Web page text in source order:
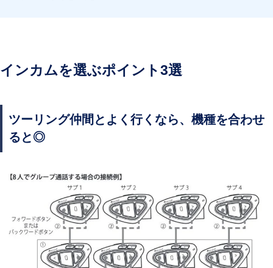
インカムを選ぶポイント3選
ツーリング仲間とよく行くなら、機種を合わせ
ると◎